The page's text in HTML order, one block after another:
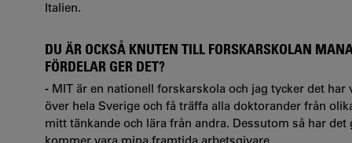
Italien.
DU ÄR OCKSÅ KNUTEN TILL FORSKARSKOLAN
FÖRDELAR GER DET?
- MIT är en nationell forskarskola och jag tycker det
över hela Sverige och få träffa alla doktorander från
mitt tänkande och lära från andra. Dessutom så har